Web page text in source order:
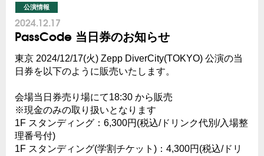
公演情報
2024.12.17
PassCode 当日券のお知らせ
東京 2024/12/17(火) Zepp DiverCity(TOKYO) 公演の当
日券を以下のように販売いたします。
会場当日券売り場にて18:30 から販売
※現金のみの取り扱いとなります
1F スタンディング：6,300円(税込/ドリンク代別/入場整
理番号付)
1F スタンディング(学割チケット)：4,300円(税込/ドリ